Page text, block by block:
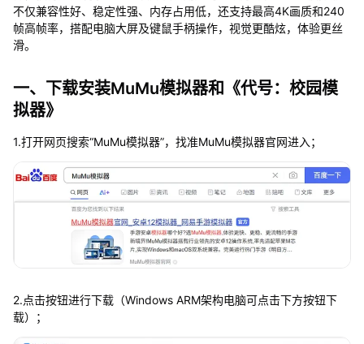
不仅兼容性好、稳定性强、内存占用低，还支持最高4K画质和240
帧高帧率，搭配电脑大屏及键鼠手柄操作，视觉更酷炫，体验更丝
滑。
一、下载安装MuMu模拟器和《代号：校园模
拟器》
1.打开网页搜索“MuMu模拟器”，找准MuMu模拟器官网进入；
2.点击按钮进行下载（Windows ARM架构电脑可点击下方按钮下
载）；